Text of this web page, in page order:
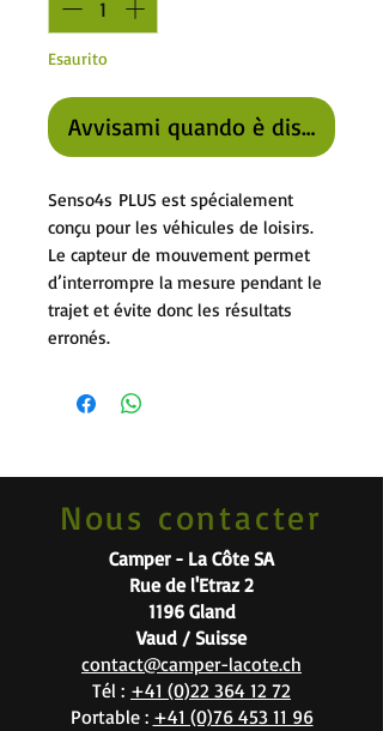
Esaurito
Avvisami quando è disponibile
Senso4s PLUS est spécialement
conçu pour les véhicules de loisirs.
Le capteur de mouvement permet
d’interrompre la mesure pendant le
trajet et évite donc les résultats
erronés.
Nous contacter
Camper - La Côte SA
Rue de l'Etraz 2
1196 Gland
Vaud / Suisse
contact@camper-lacote.ch
Tél : +41 (0)22 364 12 72
Portable : +41 (0)76 453 11 96